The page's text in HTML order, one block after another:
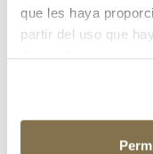
que les haya
partir del uso que